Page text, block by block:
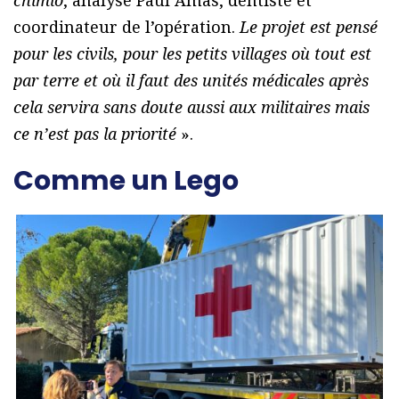
coordinateur de l’opération. Le projet est pensé
pour les civils, pour les petits villages où tout est
par terre et où il faut des unités médicales après
cela servira sans doute aussi aux militaires mais
ce n’est pas la priorité ».
Comme un Lego